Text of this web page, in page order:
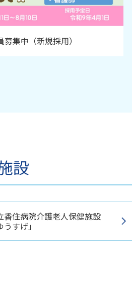
募集中（新規採用）
設
香住病院介護老人保健施設
うすげ」